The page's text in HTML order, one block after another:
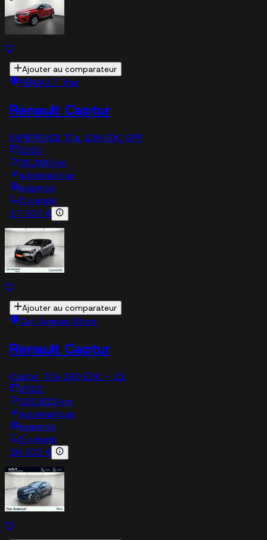
Ajouter au comparateur
RENAULT Trier
Renault Captur
EXPERIENCE TCe 130 EDC GPF
2020
35,300 km
automatique
essence
5 sieges
17 900 €
Ajouter au comparateur
Car Avenue Store
Renault Captur
Captur TCe 160 EDC - 21
2022
100,813 km
automatique
essence
5 sieges
16 202 €